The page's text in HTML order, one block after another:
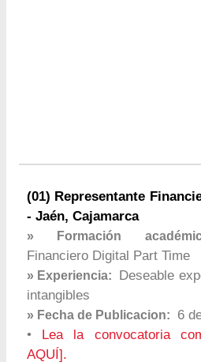
(01) Representante
- Jaén, Cajamarca
» Formación
Financiero Digital Part Time
» Experiencia:
Deseable
intangibles
» Fecha de Publicacion:
6
•
Lea la convocatoria
AQUÍ].